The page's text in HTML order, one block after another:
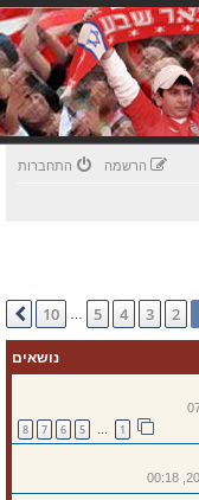
התחברות הרשמה
2
3
4
5
10 הבא
נושאים
…
5
6
7
8